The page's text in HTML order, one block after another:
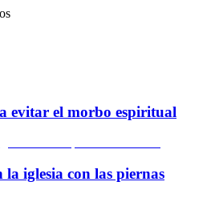
evitar el morbo espiritual
la iglesia con las piernas